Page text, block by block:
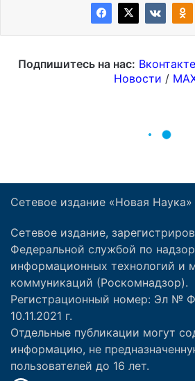
Сетевое издание «Новая Наука»
Сетевое издание,
Федеральной службой по
информационных технологий и
коммуникаций (Роскомнадзор).
Регистрационный номер: Эл №
10.11.2021 г.
Отдельные публикации могут
информацию, не
пользователей до 16 лет.